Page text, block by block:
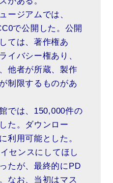
ージアムでは、
で公開した。公開
ては、著作権あ
イバシー権あり、
他者が所蔵、製作
制限するものがあ
では、150,000件の
た。ダウンロー
利用可能とした。
センスにしてほし
たが、最終的にPD
なお、当初はマス